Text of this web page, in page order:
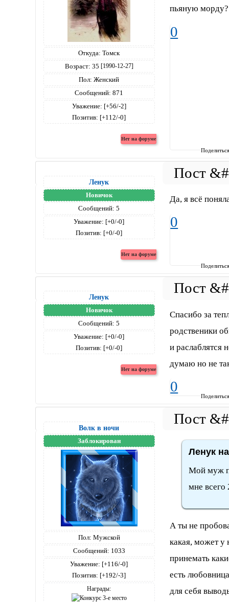
Откуда: Томск
Возраст: 35 [1990-12-27]
Пол: Женский
Сообщений: 871
Уважение: [+56/-2]
Позитив: [+112/-0]
пьяную морду?
0
Ленук
Новичок
Сообщений: 5
Уважение: [+0/-0]
Позитив: [+0/-0]
Да, я всё
0
Ленук
Новичок
Сообщений: 5
Уважение: [+0/-0]
Позитив: [+0/-0]
Спасибо за
родственики
и раслаблятся
думаю но не
0
Волк в ночи
Заблокирован
Пол: Мужской
Сообщений: 1033
Уважение: [+116/-0]
Позитив: [+192/-3]
Награды:
Ленук
Мой муж
мне всего
А ты не
какая, может у
принемать
есть
для себя